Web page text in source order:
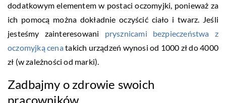
dodatkowym elementem w postaci oczomyjki, ponieważ za
ich pomocą można dokładnie oczyścić ciało i twarz. Jeśli
jesteśmy zainteresowani prysznicami bezpieczeństwa z
oczomyjką cenatakich urządzeń wynosi od 1000 zł do 4000
zł (w zależności od marki).
Zadbajmy o zdrowie swoich
pracowników